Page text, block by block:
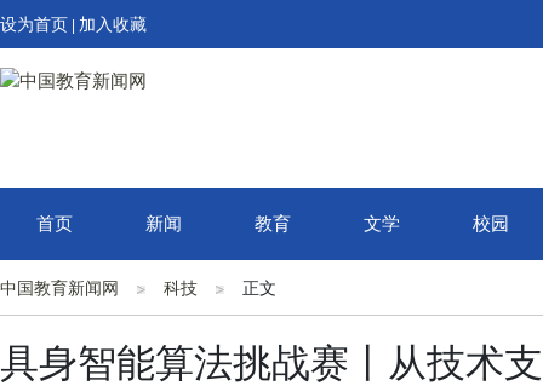
设为首页 加入收藏
首页 新闻 教育 文学 校园
中国教育新闻网 科技 正文
具身智能算法挑战赛丨从技术